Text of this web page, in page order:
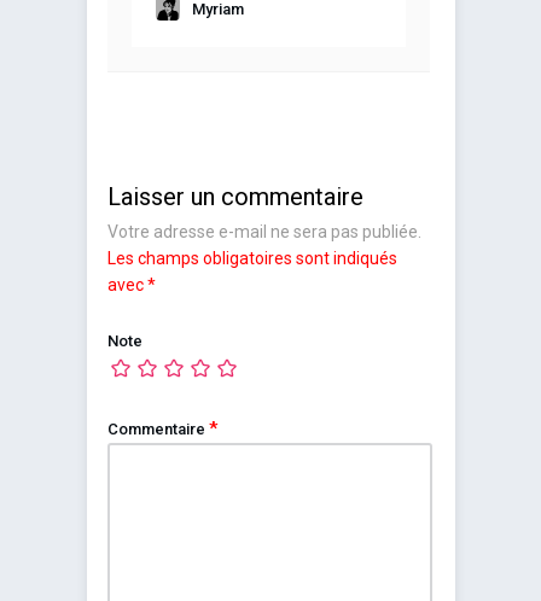
Myriam
Laisser un commentaire
Votre adresse e-mail ne sera pas publiée.
Les champs obligatoires sont indiqués
avec*
Note
Commentaire *